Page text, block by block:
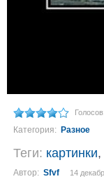
Категория: Разное
Теги: картинки,
Автор: Sfvf 14